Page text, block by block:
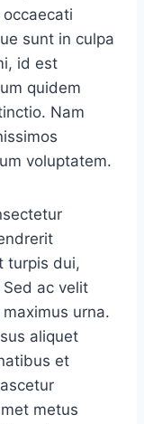
sunt in culpa
id est
quidem
Nam
voluptatem.
turpis dui,
ac velit
urna.
aliquet
et
metus